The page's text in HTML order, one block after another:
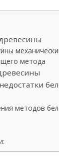
метода
методов